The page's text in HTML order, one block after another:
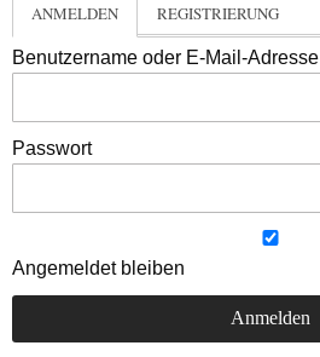
ANMELDEN REGISTRIERUNG
Benutzername oder E-Mail-Adresse
Passwort
Angemeldet bleiben